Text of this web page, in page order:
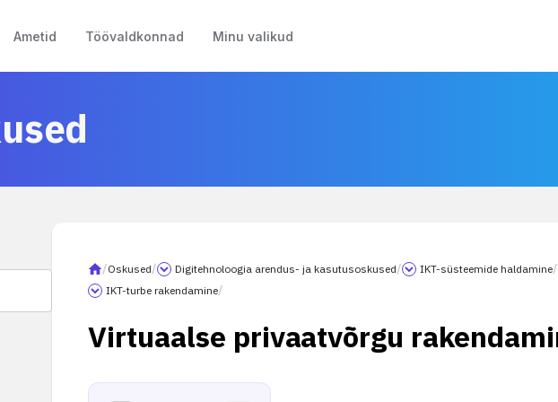
Ametid Töövaldkonnad Minu valikud
/Oskused/ Digitehnoloogia arendus- ja kasutusoskused/ IKT-süsteemide haldamine/
IKT-turbe rakendamine/
Virtuaalse privaatvõrgu